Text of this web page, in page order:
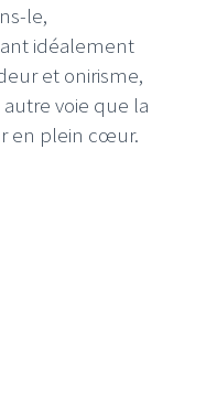
le,
idéalement
et onirisme,
voie que la
en plein cœur.